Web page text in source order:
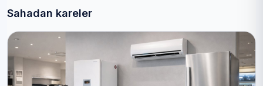
Sahadan kareler